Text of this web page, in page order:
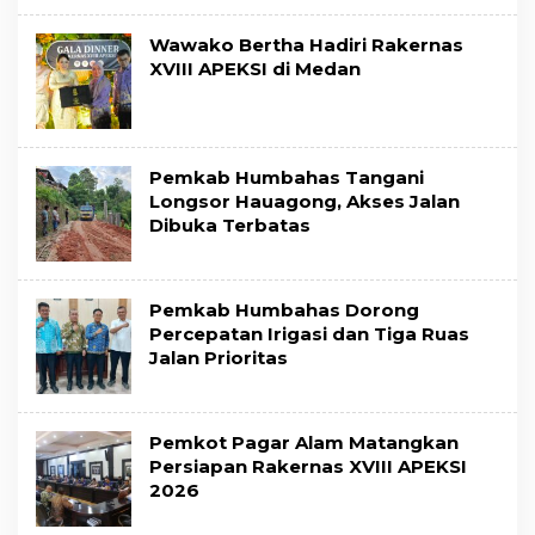
Wawako Bertha Hadiri Rakernas
XVIII APEKSI di Medan
Pemkab Humbahas Tangani
Longsor Hauagong, Akses Jalan
Dibuka Terbatas
Pemkab Humbahas Dorong
Percepatan Irigasi dan Tiga Ruas
Jalan Prioritas
Pemkot Pagar Alam Matangkan
Persiapan Rakernas XVIII APEKSI
2026